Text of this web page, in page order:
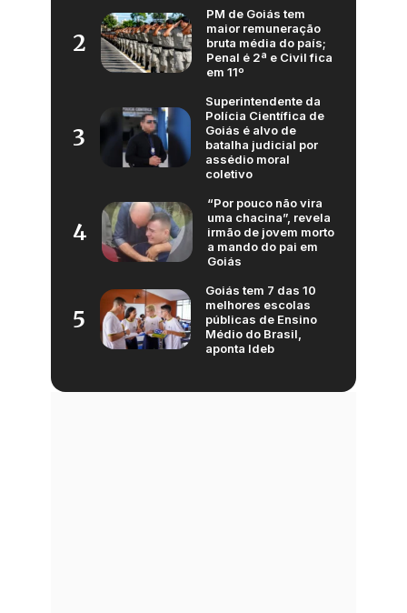
2
PM de Goiás tem
maior remuneração
bruta média do país;
Penal é 2ª e Civil fica
em 11º
3
Superintendente da
Polícia Científica de
Goiás é alvo de
batalha judicial por
assédio moral
coletivo
4
“Por pouco não vira
uma chacina”, revela
irmão de jovem morto
a mando do pai em
Goiás
5
Goiás tem 7 das 10
melhores escolas
públicas de Ensino
Médio do Brasil,
aponta Ideb